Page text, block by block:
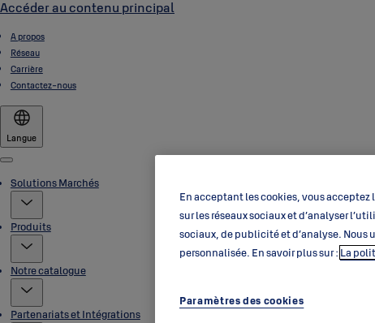
Accéder au contenu principal
A propos
Réseau
Carrière
Contactez-nous
Langue
Menu
Solutions Marchés
Produits
Notre catalogue
Partenariats et Intégrations
En acceptant les cookies, vous
sur les réseaux sociaux et d’analyser
sociaux, de publicité et d’analyse.
personnalisée. En savoir plus sur : La
Paramètres des cookies